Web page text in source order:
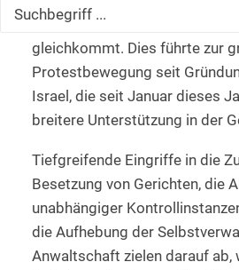
einem Abbau rechtsstaatlicher
gleichkommt. Dies führte zur
Protestbewegung seit
Israel, die seit Januar dieses
breitere Unterstützung in der
Tiefgreifende Eingriffe in die
Besetzung von Gerichten, die
unabhängiger
die Aufhebung der
Anwaltschaft zielen darauf ab,